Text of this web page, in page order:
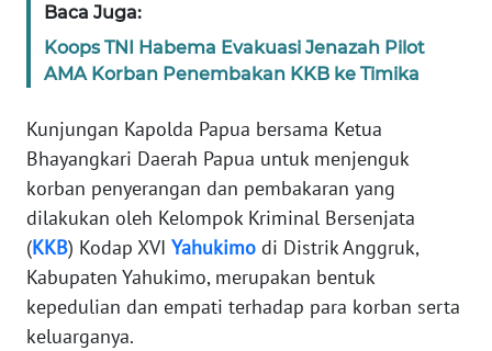
Baca Juga:
Koops TNI Habema Evakuasi Jenazah Pilot
AMA Korban Penembakan KKB ke Timika
Kunjungan Kapolda Papua bersama Ketua
Bhayangkari Daerah Papua untuk menjenguk
korban penyerangan dan pembakaran yang
dilakukan oleh Kelompok Kriminal Bersenjata
(KKB) Kodap XVI Yahukimo di Distrik Anggruk,
Kabupaten Yahukimo, merupakan bentuk
kepedulian dan empati terhadap para korban serta
keluarganya.
WN
RIAU
SERAMBI
WN
JAMBI
WN
SULTRA
WN